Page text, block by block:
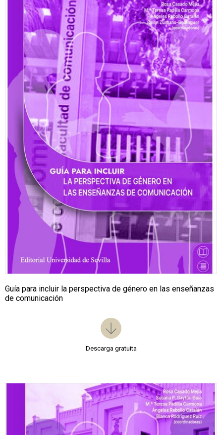
Guía para incluir la perspectiva de género en las enseñanzas
de comunicación
Descarga gratuita